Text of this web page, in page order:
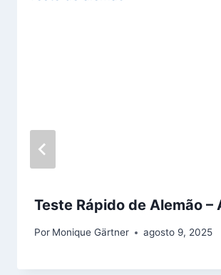
Teste Rápido de Alemão –
Por Monique Gärtner agosto 9, 2025